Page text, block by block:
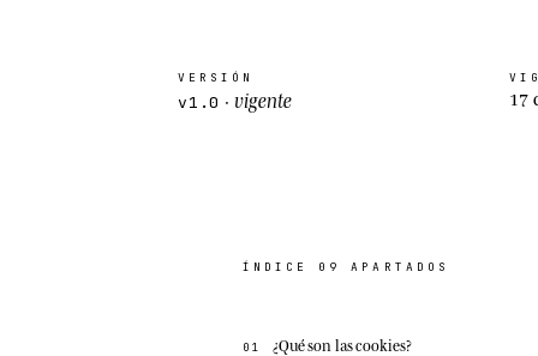
VERSIÓN
v1.0 · vigente 17
ÍNDICE 09 APARTADOS
01 ¿Qué son las cookies?